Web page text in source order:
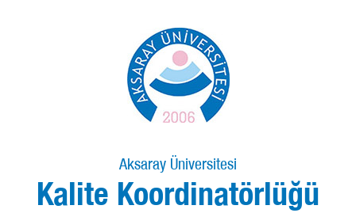
Aksaray Üniversitesi
Kalite Koordinatörlüğü